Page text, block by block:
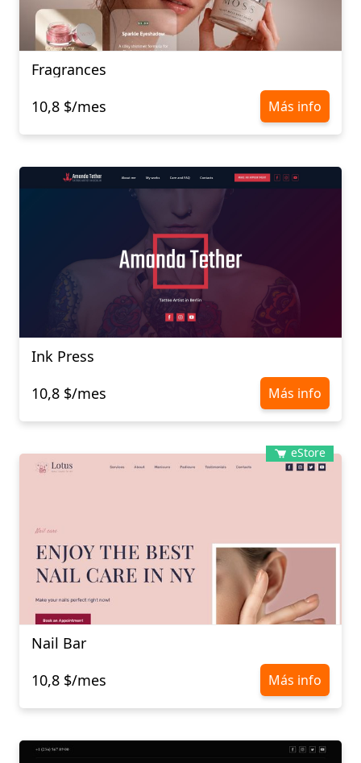
Fragrances
10,8 $/mes
Más info
Ink Press
10,8 $/mes
Más info
eStore
Nail Bar
10,8 $/mes
Más info